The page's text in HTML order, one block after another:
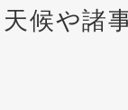
候や諸